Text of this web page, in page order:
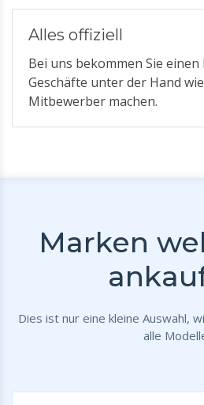
Alles offiziell
Bei uns bekommen Sie
Geschäfte unter der Hand
Mitbewerber machen.
Marken
Dies ist nur eine kleine Auswahl,
alle